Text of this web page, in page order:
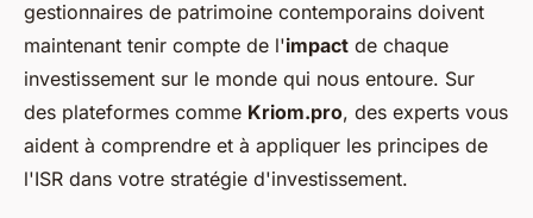
gestionnaires de patrimoine contemporains doivent
maintenant tenir compte de l'impact de chaque
investissement sur le monde qui nous entoure. Sur
des plateformes comme Kriom.pro, des experts vous
aident à comprendre et à appliquer les principes de
l'ISR dans votre stratégie d'investissement.